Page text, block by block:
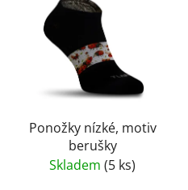
Ponožky nízké, motiv
berušky
Skladem (5 ks)